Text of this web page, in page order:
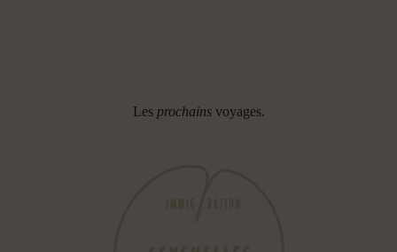
Les prochainsvoyages.